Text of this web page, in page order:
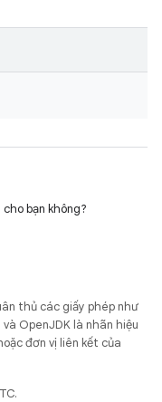
bạn không?
thủ các giấy phép như
và OpenJDK là nhãn hiệu
đơn vị liên kết của